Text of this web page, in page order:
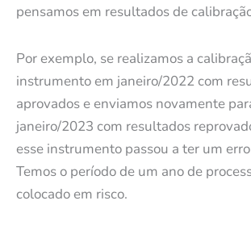
pensamos em resultados de
Por exemplo, se realizamos a
instrumento em janeiro/2022 com
aprovados e enviamos novamente
janeiro/2023 com resultados
esse instrumento passou a ter um
Temos o período de um ano de
colocado em risco.